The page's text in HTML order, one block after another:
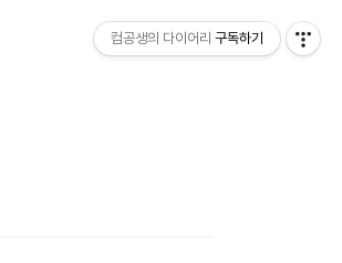
컴공생의 다이어리 구독하기